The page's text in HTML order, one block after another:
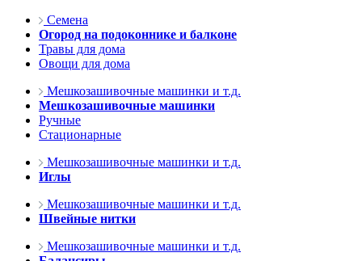
Семена
Огород на подоконнике и балконе
Травы для дома
Овощи для дома
Мешкозашивочные машинки и т.д.
Мешкозашивочные машинки
Ручные
Стационарные
Мешкозашивочные машинки и т.д.
Иглы
Мешкозашивочные машинки и т.д.
Швейные нитки
Мешкозашивочные машинки и т.д.